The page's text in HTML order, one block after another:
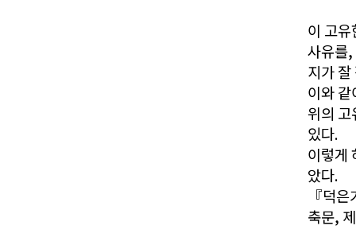
이 고
사유를,
지가
이와
위의 고
있다.
이렇게
았다.
『덕
축문,